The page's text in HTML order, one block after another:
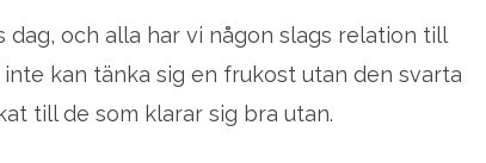
dag, och alla har vi någon slags relation till
kan tänka sig en frukost utan den svarta
till de som klarar sig bra utan.